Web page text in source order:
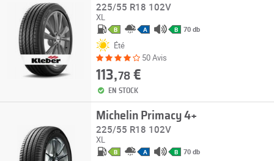
225/55 R18 102V
XL
B A B 70 db
Été
50 Avis
113,78€
EN STOCK
Michelin Primacy 4+
225/55 R18 102V
XL
B A B 70 db